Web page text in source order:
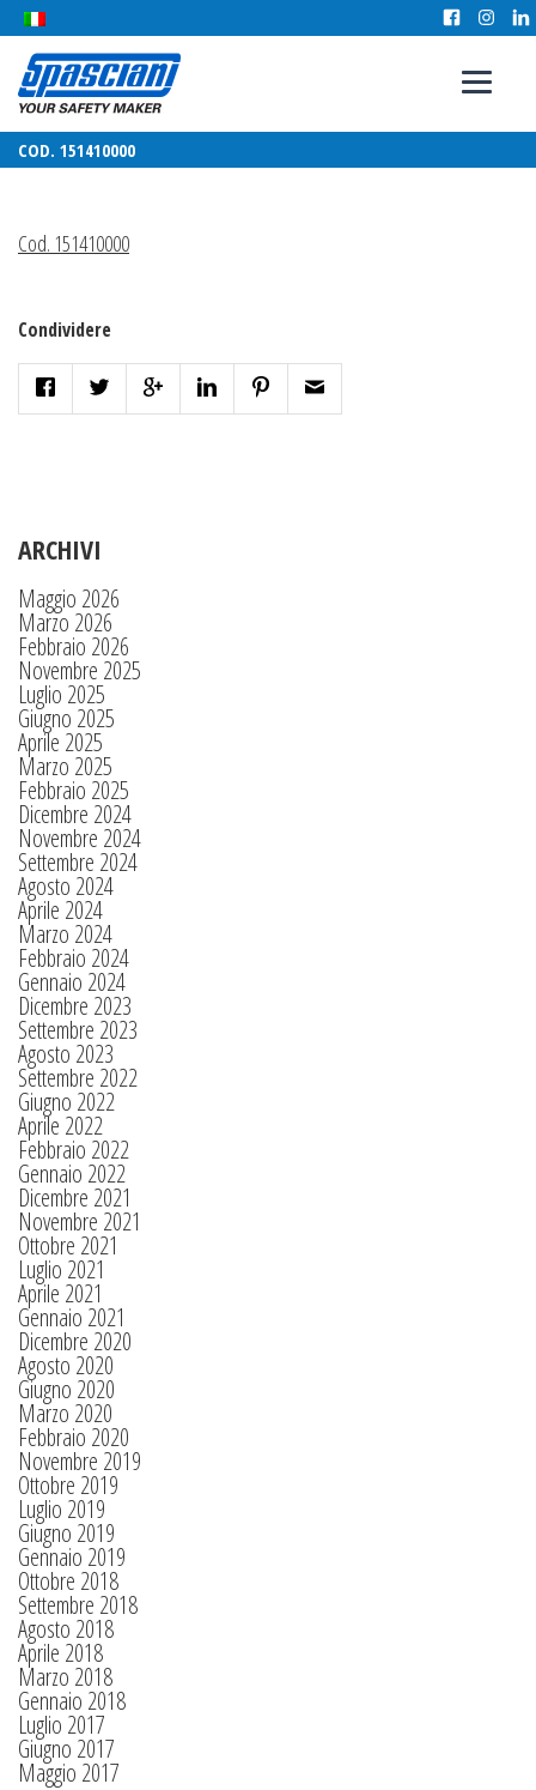
COD. 151410000
Cod. 151410000
Condividere
ARCHIVI
Maggio 2026
Marzo 2026
Febbraio 2026
Novembre 2025
Luglio 2025
Giugno 2025
Aprile 2025
Marzo 2025
Febbraio 2025
Dicembre 2024
Novembre 2024
Settembre 2024
Agosto 2024
Aprile 2024
Marzo 2024
Febbraio 2024
Gennaio 2024
Dicembre 2023
Settembre 2023
Agosto 2023
Settembre 2022
Giugno 2022
Aprile 2022
Febbraio 2022
Gennaio 2022
Dicembre 2021
Novembre 2021
Ottobre 2021
Luglio 2021
Aprile 2021
Gennaio 2021
Dicembre 2020
Agosto 2020
Giugno 2020
Marzo 2020
Febbraio 2020
Novembre 2019
Ottobre 2019
Luglio 2019
Giugno 2019
Gennaio 2019
Ottobre 2018
Settembre 2018
Agosto 2018
Aprile 2018
Marzo 2018
Gennaio 2018
Luglio 2017
Giugno 2017
Maggio 2017